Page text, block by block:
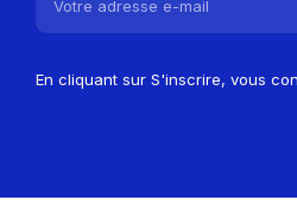
En cliquant sur S'inscrire, vous